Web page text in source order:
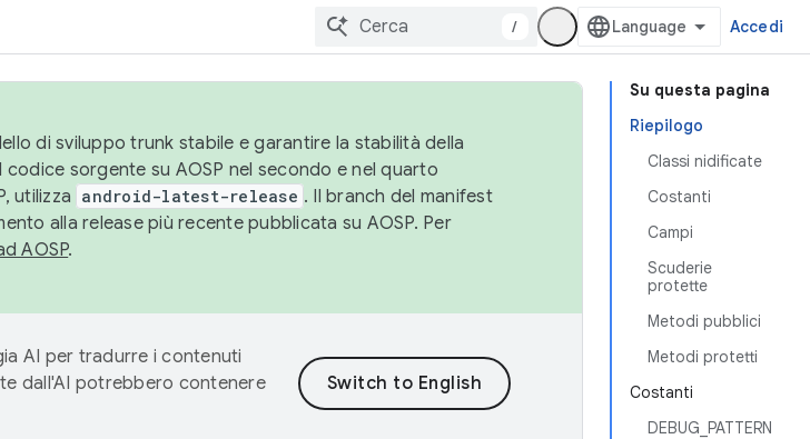
/ Accedi
Su questa pagina
Riepilogo
Classi nidificate
Costanti
Campi
Scuderie
protette
Metodi pubblici
Metodi protetti
Costanti
DEBUG_PATTERN
di sviluppo trunk stabile e garantire la stabilità della
sorgente su AOSP nel secondo e nel quarto
utilizza android-latest-release . Il branch del manifest
alla release più recente pubblicata su AOSP. Per
AOSP.
AI per tradurre i contenuti
dall'AI potrebbero contenere